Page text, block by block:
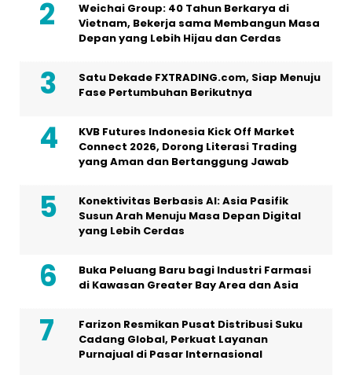
Weichai Group: 40 Tahun Berkarya di
Vietnam, Bekerja sama Membangun Masa
Depan yang Lebih Hijau dan Cerdas
Satu Dekade FXTRADING.com, Siap Menuju
Fase Pertumbuhan Berikutnya
KVB Futures Indonesia Kick Off Market
Connect 2026, Dorong Literasi Trading
yang Aman dan Bertanggung Jawab
Konektivitas Berbasis AI: Asia Pasifik
Susun Arah Menuju Masa Depan Digital
yang Lebih Cerdas
Buka Peluang Baru bagi Industri Farmasi
di Kawasan Greater Bay Area dan Asia
Farizon Resmikan Pusat Distribusi Suku
Cadang Global, Perkuat Layanan
Purnajual di Pasar Internasional